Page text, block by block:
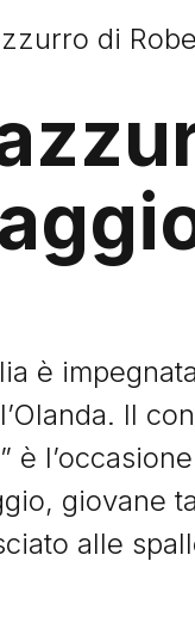
di
è
Il
è
giovane
alle
I Signori del